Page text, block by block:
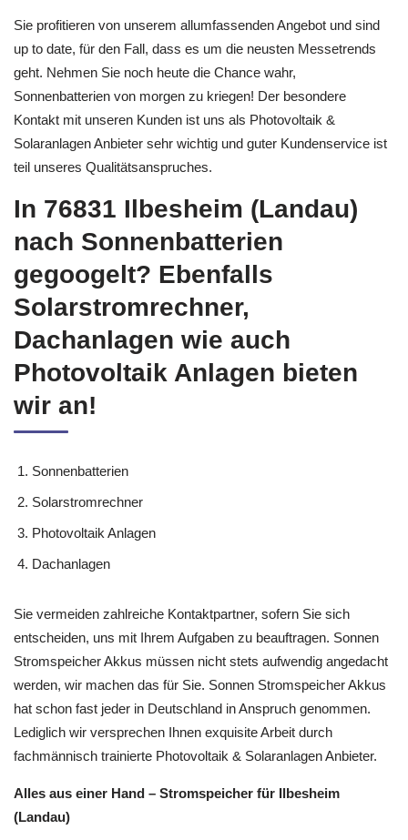
Sie profitieren von unserem allumfassenden Angebot und sind
up to date, für den Fall, dass es um die neusten Messetrends
geht. Nehmen Sie noch heute die Chance wahr,
Sonnenbatterien von morgen zu kriegen! Der besondere
Kontakt mit unseren Kunden ist uns als Photovoltaik &
Solaranlagen Anbieter sehr wichtig und guter Kundenservice ist
teil unseres Qualitätsanspruches.
In 76831 Ilbesheim (Landau)
nach Sonnenbatterien
gegoogelt? Ebenfalls
Solarstromrechner,
Dachanlagen wie auch
Photovoltaik Anlagen bieten
wir an!
Sonnenbatterien
Solarstromrechner
Photovoltaik Anlagen
Dachanlagen
Sie vermeiden zahlreiche Kontaktpartner, sofern Sie sich
entscheiden, uns mit Ihrem Aufgaben zu beauftragen. Sonnen
Stromspeicher Akkus müssen nicht stets aufwendig angedacht
werden, wir machen das für Sie. Sonnen Stromspeicher Akkus
hat schon fast jeder in Deutschland in Anspruch genommen.
Lediglich wir versprechen Ihnen exquisite Arbeit durch
fachmännisch trainierte Photovoltaik & Solaranlagen Anbieter.
Alles aus einer Hand – Stromspeicher für Ilbesheim
(Landau)